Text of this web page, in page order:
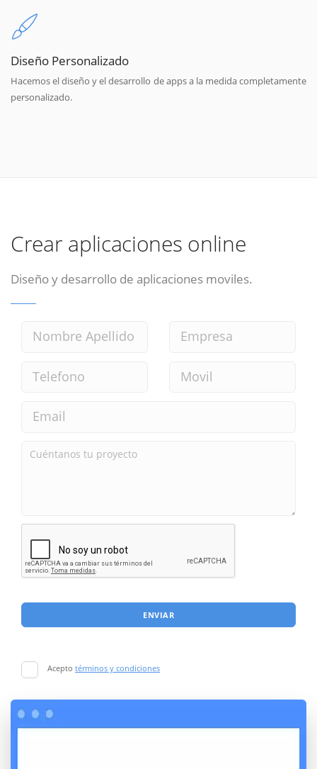
Diseño Personalizado
Hacemos el diseño y el desarrollo de apps a la medida completamente
personalizado.
Crear aplicaciones online
Diseño y desarrollo de aplicaciones moviles.
ENVIAR
Acepto términos y condiciones